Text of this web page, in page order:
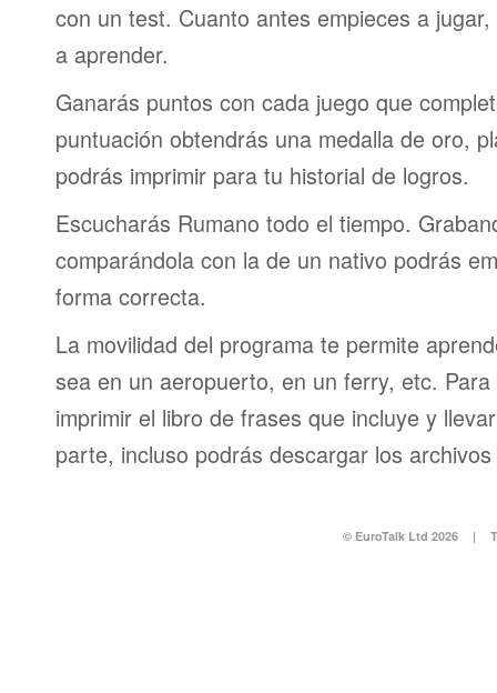
con un test. Cuanto antes empieces a
a aprender.
Ganarás puntos con cada juego que
puntuación obtendrás una medalla de oro,
podrás imprimir para tu historial de logros.
Escucharás Rumano todo el tiempo.
comparándola con la de un nativo podrás
forma correcta.
La movilidad del programa te permite
sea en un aeropuerto, en un ferry, etc.
imprimir el libro de frases que incluye y
parte, incluso podrás descargar los
© EuroTalk Ltd 2026 |